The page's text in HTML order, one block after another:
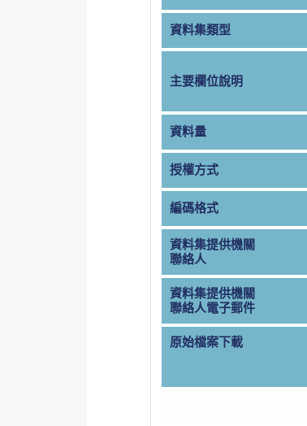
資料集類型
主要欄位說明
資料量
授權方式
編碼格式
資料集提供機關
聯絡人
資料集提供機關
聯絡人電子郵件
原始檔案下載